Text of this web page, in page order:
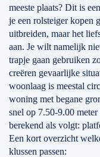
meeste plaats? Dit is
je een rolsteiger kopen
uitbreiden, maar het
aan. Je wilt namelijk
trapje gaan gebruiken
creëren gevaarlijke
woonlaag is meestal
woning met begane
snel op 7.50-9.00
berekend als volgt:
Een kort overzicht
klussen passen: